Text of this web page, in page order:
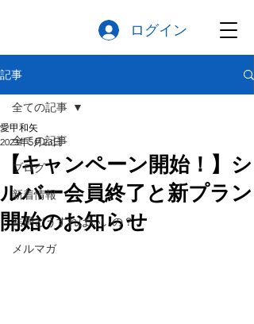
ログイン
記事
全ての記事
ブログ
新着情報
結局どうすればいいの？
メルマガ
全ての記事
【キャンペーン開始！】シ
ルバー会員終了と新プラン
開始のお知らせ
愛甲和矢
2023年5月23日